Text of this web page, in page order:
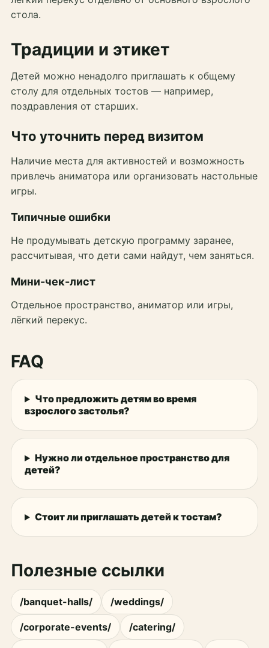
стола.
Традиции и этикет
Детей можно ненадолго приглашать к общему
столу для отдельных тостов — например,
поздравления от старших.
Что уточнить перед визитом
Наличие места для активностей и возможность
привлечь аниматора или организовать настольные
игры.
Типичные ошибки
Не продумывать детскую программу заранее,
рассчитывая, что дети сами найдут, чем заняться.
Мини-чек-лист
Отдельное пространство, аниматор или игры,
лёгкий перекус.
FAQ
Что предложить детям во время
взрослого застолья?
Нужно ли отдельное пространство для
детей?
Стоит ли приглашать детей к тостам?
Полезные ссылки
/banquet-halls/ /weddings/
/corporate-events/ /catering/